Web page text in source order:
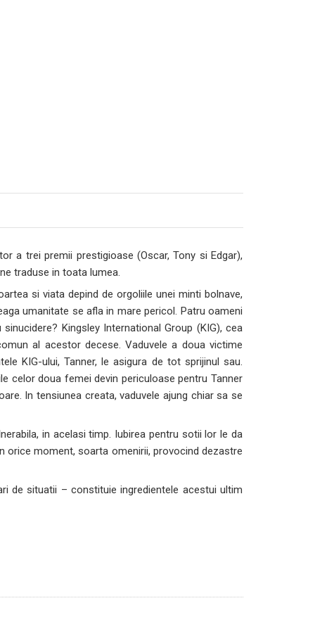
a trei premii prestigioase (Oscar, Tony si Edgar),
traduse in toata lumea.
si viata depind de orgoliile unei minti bolnave,
umanitate se afla in mare pericol. Patru oameni
Kingsley International Group (KIG), cea
al acestor decese. Vaduvele a doua victime
KIG-ului, Tanner, le asigura de tot sprijinul sau.
celor doua femei devin periculoase pentru Tanner
In tensiunea creata, vaduvele ajung chiar sa se
in acelasi timp. Iubirea pentru sotii lor le da
orice moment, soarta omenirii, provocind dezastre
de situatii – constituie ingredientele acestui ultim